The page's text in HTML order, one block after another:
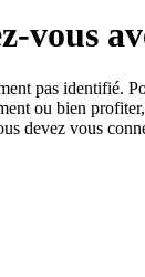
vous
pas identifié.
ou bien
devez vous